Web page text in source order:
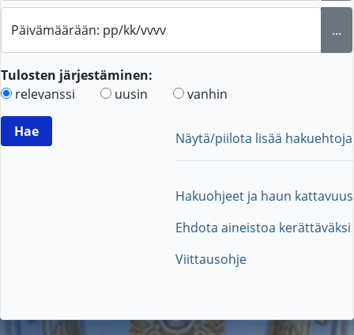
Päivämäärään: pp/kk/vvvv ...
Tulosten järjestäminen:
relevanssi
uusin vanhin
Näytä/piilota lisää hakuehtoja
Hakuohjeet ja haun kattavuus
Ehdota aineistoa kerättäväksi
Viittausohje